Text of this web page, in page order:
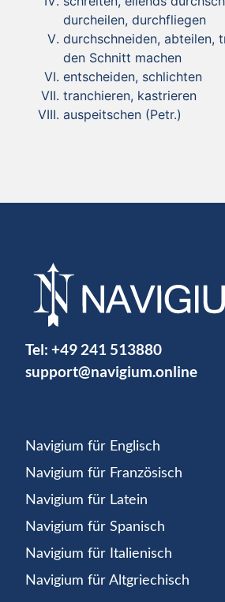
durcheilen, durchfliegen
durchschneiden, abteilen,
den Schnitt machen
entscheiden, schlichten
tranchieren, kastrieren
auspeitschen (Petr.)
Tel: +49 241 513880
support@navigium.online
Navigium für Englisch
Navigium für Französisch
Navigium für Latein
Navigium für Spanisch
Navigium für Italienisch
Navigium für Altgriechisch